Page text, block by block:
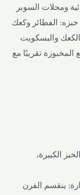
ومحلات السوبر
الفطائر وكعك
والبسكويت
تقريبًا مع
الكبيرة،
ينقسم الفرن